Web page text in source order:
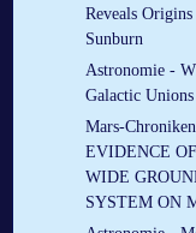
Reveals
Sunburn
Astronomie -
Galactic
Mars-
EVIDENCE
WIDE
SYSTEM ON